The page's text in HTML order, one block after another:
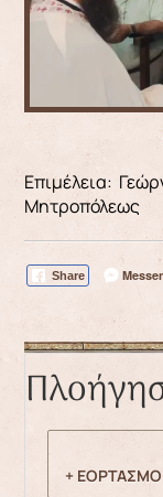
Επιμέλεια:
Μητροπόλεως
Share
+